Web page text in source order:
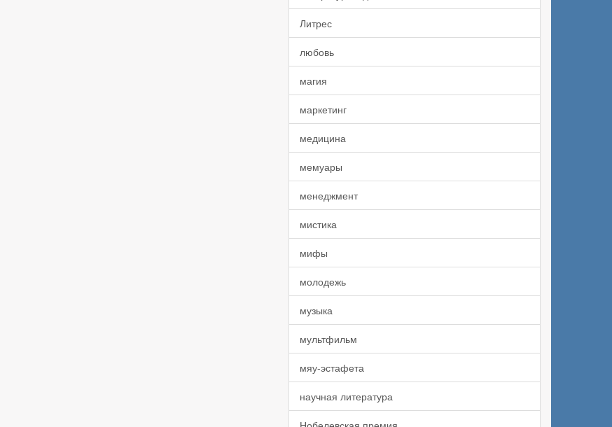
Литрес
любовь
магия
маркетинг
медицина
мемуары
менеджмент
мистика
мифы
молодежь
музыка
мультфильм
мяу-эстафета
научная литература